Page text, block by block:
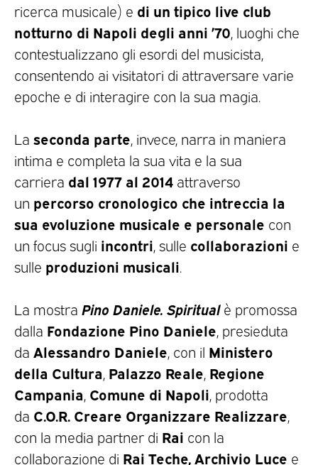
ricerca musicale) e di un tipico live club
notturno di Napoli degli anni ’70, luoghi che
contestualizzano gli esordi del musicista,
consentendo ai visitatori di attraversare varie
epoche e di interagire con la sua magia.
La seconda parte, invece, narra in maniera
intima e completa la sua vita e la sua
carriera dal 1977 al 2014 attraverso
un percorso cronologico che intreccia la
sua evoluzione musicale e personale con
un focus sugli incontri, sulle collaborazioni e
sulle produzioni musicali.
La mostra Pino Daniele. Spiritualè promossa
dalla Fondazione Pino Daniele, presieduta
da Alessandro Daniele, con il Ministero
della Cultura, Palazzo Reale, Regione
Campania, Comune di Napoli, prodotta
da C.O.R. Creare Organizzare Realizzare,
con la media partner di Rai con la
collaborazione di Rai Teche, Archivio Luce e